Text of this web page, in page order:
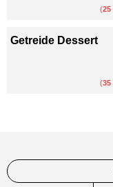
(25
Getreide Dessert
(35